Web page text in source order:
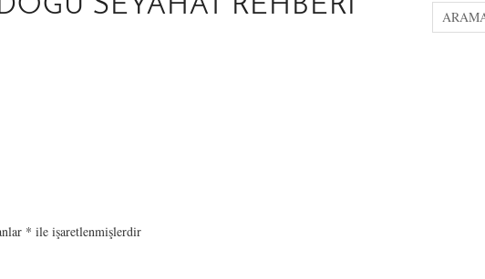
SEYAHAT REHBERI
* ile işaretlenmişlerdir